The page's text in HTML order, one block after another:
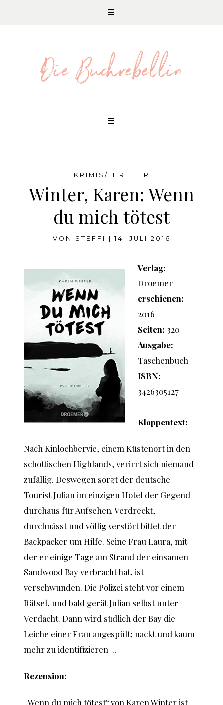
KRIMIS/THRILLER
Winter, Karen: Wenn
du mich tötest
VON STEFFI 14. JULI 2016
Verlag:
Droemer
erschienen:
2016
Seiten: 320
Ausgabe:
Taschenbuch
ISBN:
3426305127
Klappentext:
Nach Kinlochbervie, einem Küstenort in den
schottischen Highlands, verirrt sich niemand
zufällig. Deswegen sorgt der deutsche
Tourist Julian im einzigen Hotel der Gegend
durchaus für Aufsehen. Verdreckt,
durchnässt und völlig verstört bittet der
Backpacker um Hilfe. Seine Frau Laura, mit
der er einige Tage am Strand der einsamen
Sandwood Bay verbracht hat, ist
verschwunden. Die Polizei steht vor einem
Rätsel, und bald gerät Julian selbst unter
Verdacht. Dann wird südlich der Bay die
Leiche einer Frau angespült; nackt und kaum
mehr zu identifizieren …
Rezension:
„Wenn du mich tötest“ von Karen Winter ist